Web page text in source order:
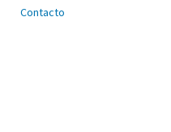
Contacto